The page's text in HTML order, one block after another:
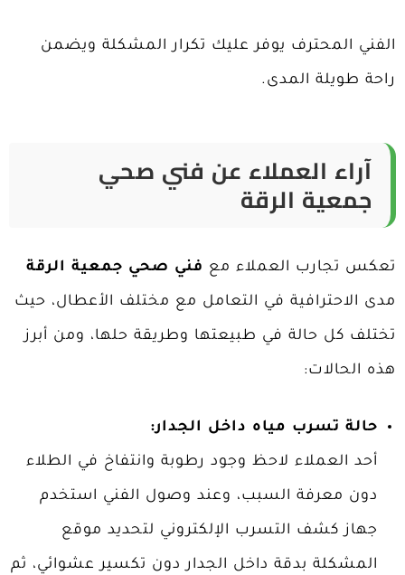
الفني المحترف يوفر عليك تكرار المشكلة ويضمن
راحة طويلة المدى.
آراء العملاء عن فني صحي
جمعية الرقة
تعكس تجارب العملاء مع فني صحي جمعية الرقة
مدى الاحترافية في التعامل مع مختلف الأعطال، حيث
تختلف كل حالة في طبيعتها وطريقة حلها، ومن أبرز
هذه الحالات:
حالة تسرب مياه داخل الجدار:
أحد العملاء لاحظ وجود رطوبة وانتفاخ في الطلاء
دون معرفة السبب، وعند وصول الفني استخدم
جهاز كشف التسرب الإلكتروني لتحديد موقع
المشكلة بدقة داخل الجدار دون تكسير عشوائي، ثم